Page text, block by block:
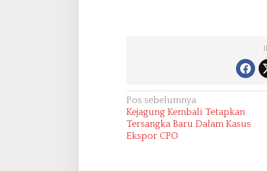
N
a
v
Pos sebelumnya
Kejagung Kembali Tetapkan
Tersangka Baru Dalam Kasus
Ekspor CPO